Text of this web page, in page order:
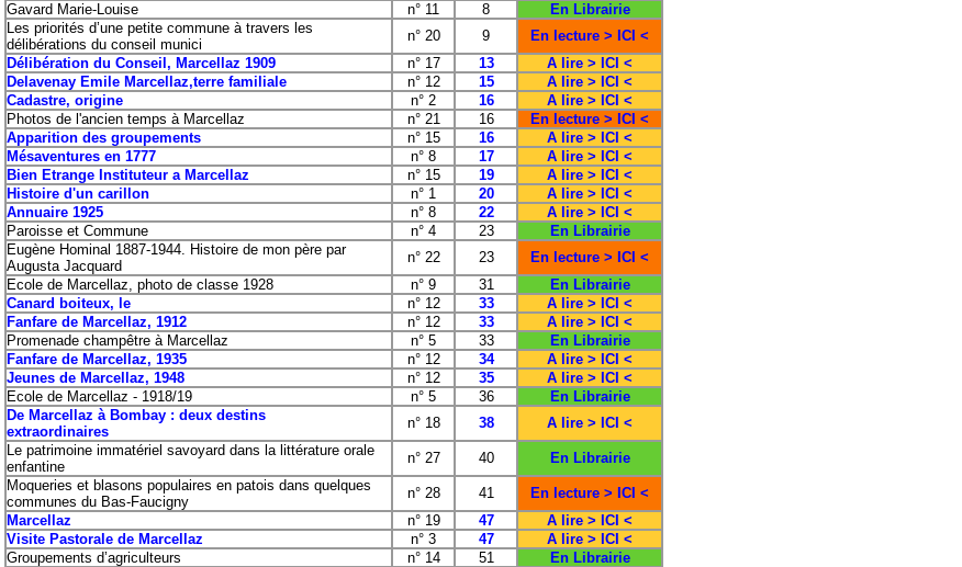
Gavard Marie-Louise
n° 11 8
En Librairie
Les priorités d’une petite commune à travers les
délibérations du conseil munici
n° 20 9
En lecture > ICI <
Délibération du Conseil, Marcellaz 1909
n° 17 13
A lire > ICI <
Delavenay Emile Marcellaz,terre familiale
n° 12 15
A lire > ICI <
Cadastre, origine
n° 2 16
A lire > ICI <
Photos de l'ancien temps à Marcellaz
n° 21 16
En lecture > ICI <
Apparition des groupements
n° 15 16
A lire > ICI <
Mésaventures en 1777
n° 8 17
A lire > ICI <
Bien Etrange Instituteur a Marcellaz
n° 15 19
A lire > ICI <
Histoire d'un carillon
n° 1 20
A lire > ICI <
Annuaire 1925
n° 8 22
A lire > ICI <
Paroisse et Commune
n° 4 23
En Librairie
Eugène Hominal 1887-1944. Histoire de mon père par
Augusta Jacquard
n° 22 23
En lecture > ICI <
Ecole de Marcellaz, photo de classe 1928
n° 9 31
En Librairie
Canard boiteux, le
n° 12 33
A lire > ICI <
Fanfare de Marcellaz, 1912
n° 12 33
A lire > ICI <
Promenade champêtre à Marcellaz
n° 5 33
En Librairie
Fanfare de Marcellaz, 1935
n° 12 34
A lire > ICI <
Jeunes de Marcellaz, 1948
n° 12 35
A lire > ICI <
Ecole de Marcellaz - 1918/19
n° 5 36
En Librairie
De Marcellaz à Bombay : deux destins
extraordinaires
n° 18 38
A lire > ICI <
Le patrimoine immatériel savoyard dans la littérature orale
enfantine
n° 27 40
En Librairie
Moqueries et blasons populaires en patois dans quelques
communes du Bas-Faucigny
n° 28 41
En lecture > ICI <
Marcellaz
n° 19 47
A lire > ICI <
Visite Pastorale de Marcellaz
n° 3 47
A lire > ICI <
Groupements d’agriculteurs
n° 14 51
En Librairie